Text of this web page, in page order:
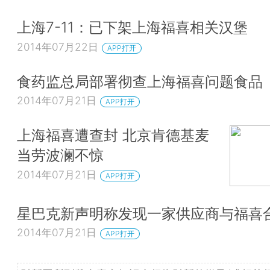
上海7-11：已下架上海福喜相关汉堡
2014年07月22日 APP打开
食药监总局部署彻查上海福喜问题食品
2014年07月21日 APP打开
上海福喜遭查封 北京肯德基麦
当劳波澜不惊
2014年07月21日 APP打开
星巴克新声明称发现一家供应商与福喜
2014年07月21日 APP打开